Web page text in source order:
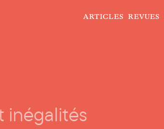
ARTICLES REVUES
inégalités